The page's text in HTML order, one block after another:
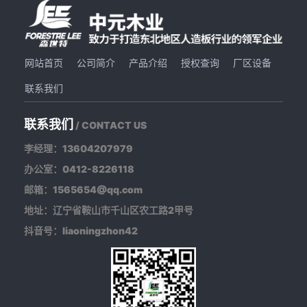
网站首页 公司简介 产品介绍 授权查询 厂区设备
联系我们
联系我们 / CONTACT US
李经理：13604207979
办公室：0412-8226118
邮箱：1565654@qq.com
地址：辽宁省鞍山市千山区农工路2甲号
抖音号：liaoningzhon42